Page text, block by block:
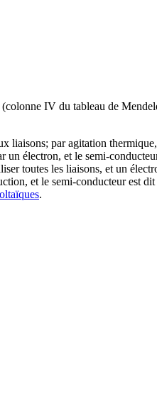
IV du tableau de
liaisons; par agitation
électron, et le semi-
toutes les liaisons, et un
et le semi-conducteur est
.